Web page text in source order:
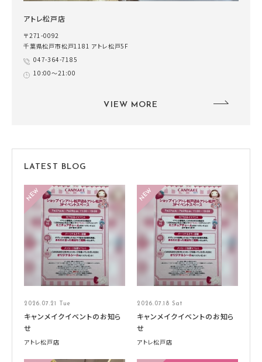
アトレ松戸店
〒271-0092
千葉県松戸市松戸1181 アトレ松戸5F
047-364-7185
10:00～21:00
VIEW MORE
LATEST BLOG
2026.07.21 Tue
キャンメイクイベントのお知ら
せ
アトレ松戸店
2026.07.18 Sat
キャンメイクイベントのお知ら
せ
アトレ松戸店